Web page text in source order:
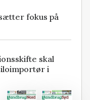
fokus på
skal
i